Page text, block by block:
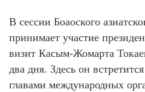
В сессии Боаоского
принимает участие
визит Касым-Жомарта
два дня. Здесь он
главами международных